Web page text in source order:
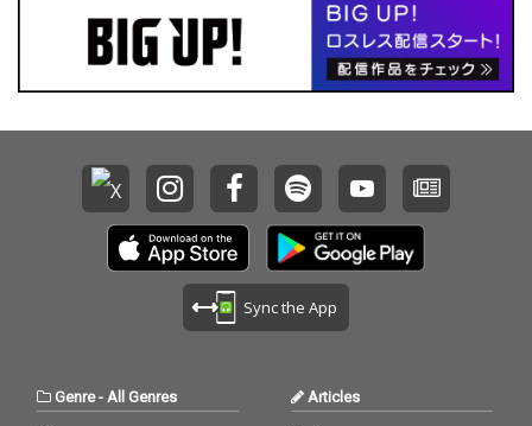
Sync the App
Genre-All Genres Articles